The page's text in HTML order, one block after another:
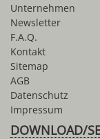
Unternehmen
Newsletter
F.A.Q.
Kontakt
Sitemap
AGB
Datenschutz
Impressum
DOWNLOAD/